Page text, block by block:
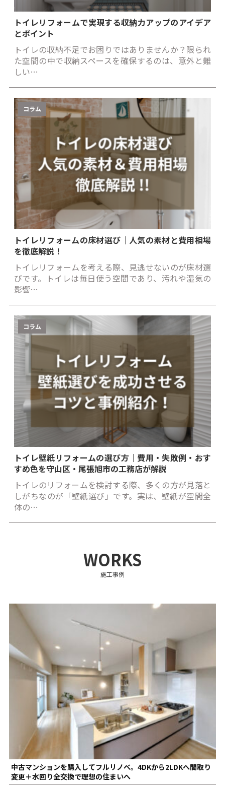
トイレリフォームで実現する収納力アップのアイデア
とポイント
トイレの収納不足でお困りではありませんか？限られ
た空間の中で収納スペースを確保するのは、意外と難
しい…
コラム
トイレリフォームの床材選び｜人気の素材と費用相場
を徹底解説！
トイレリフォームを考える際、見逃せないのが床材選
びです。トイレは毎日使う空間であり、汚れや湿気の
影響…
コラム
トイレ壁紙リフォームの選び方｜費用・失敗例・おす
すめ色を守山区・尾張旭市の工務店が解説
トイレのリフォームを検討する際、多くの方が見落と
しがちなのが「壁紙選び」です。実は、壁紙が空間全
体の…
WORKS
施工事例
中古マンションを購入してフルリノベ。4DKから2LDKへ間取り
変更＋水回り全交換で理想の住まいへ